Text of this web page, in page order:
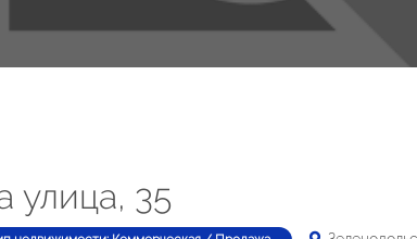
улица, 35